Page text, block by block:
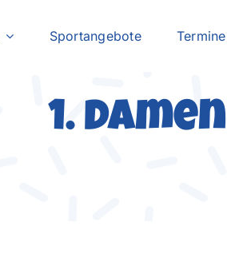
Sportangebote Termine
1. Damen